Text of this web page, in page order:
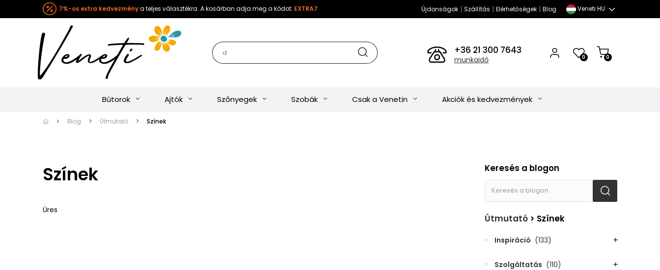
7%-os extra kedvezménya teljes választékra. A kosárban adja meg a kódot: EXTRA7 Újdonságok| Szállítás | Elérhetőségek| Blog Veneti HU
+36 21 300 7643
munkaidő 0 0
Bútorok Ajtók Szőnyegek Szobák Csak a Venetin Akciók és kedvezmények
Blog Útmutató Színek
Színek
Üres
Keresés a blogon
Útmutató > Színek
Inspiráció (133)
Szolgáltatás (110)